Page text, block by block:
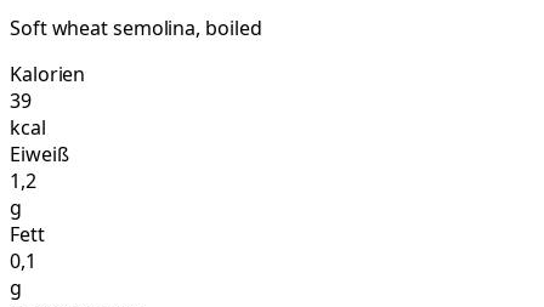
Soft wheat semolina, boiled
Kalorien
39
kcal
Eiweiß
1,2
g
Fett
0,1
g